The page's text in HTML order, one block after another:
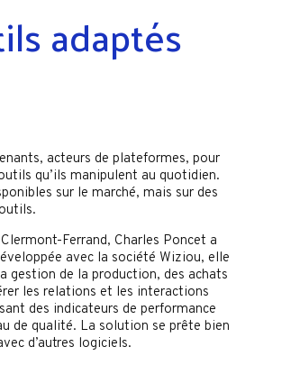
adaptés
acteurs de plateformes, pour
qu’ils manipulent au quotidien.
sur le marché, mais sur des
Ferrand, Charles Poncet a
avec la société Wiziou, elle
de la production, des achats
les relations et les interactions
des indicateurs de performance
de qualité. La solution se prête bien
d’autres logiciels.